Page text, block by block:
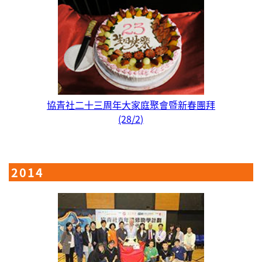
協青社二十三周年大家庭聚會暨新春團拜
(28/2)
2014